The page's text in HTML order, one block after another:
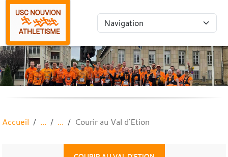
Accueil Courir au Val d'Etion
Panneau de gestion des cookies